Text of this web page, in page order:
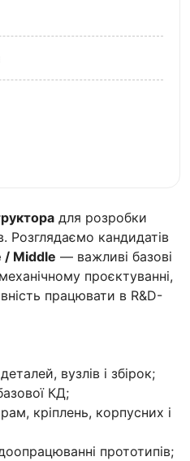
для розробки
Розглядаємо кандидатів
/ Middle — важливі базові
проєктуванні,
працювати в R&D-
вузлів і збірок;
КД;
кріплень, корпусних і
прототипів;